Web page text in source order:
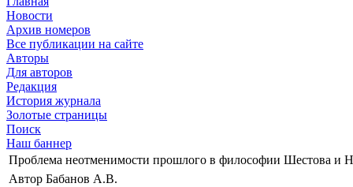
Новости
Архив номеров
Все публикации на сайте
Авторы
Для авторов
Редакция
История журнала
Золотые страницы
Поиск
Наш баннер
Проблема неотменимости прошлого в философии Шестова и
Автор Бабанов А.В.